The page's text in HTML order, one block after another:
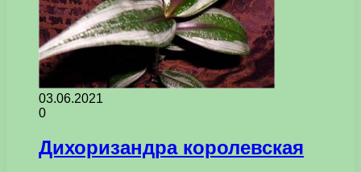
03.06.2021
0
Дихоризандра королевская